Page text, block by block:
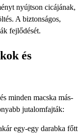
nyújtson cicájának,
A biztonságos,
fejlődését.
és
minden macska más-
jutalomfajták:
egy-egy darabka főtt